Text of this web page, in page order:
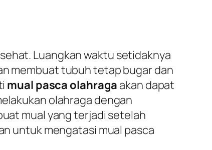
Luangkan waktu setidaknya
membuat tubuh tetap bugar dan
mual pasca olahraga akan dapat
olahraga dengan
mual yang terjadi setelah
untuk mengatasi mual pasca